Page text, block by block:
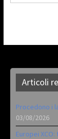
Articoli
Procedono i
03/08/2026
Europei